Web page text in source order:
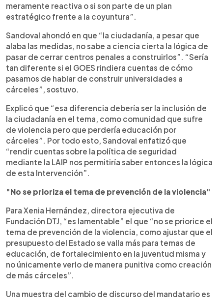
meramente reactiva o si son parte de un plan
estratégico frente a la coyuntura”.
Sandoval ahondó en que “la ciudadanía, a pesar que
alaba las medidas, no sabe a ciencia cierta la lógica de
pasar de cerrar centros penales a construirlos”. “Sería
tan diferente si el GOES rindiera cuentas de cómo
pasamos de hablar de construir universidades a
cárceles”, sostuvo.
Explicó que “esa diferencia debería ser la inclusión de
la ciudadanía en el tema, como comunidad que sufre
de violencia pero que perdería educación por
cárceles”. Por todo esto, Sandoval enfatizó que
“rendir cuentas sobre la política de seguridad
mediante la LAIP nos permitiría saber entonces la lógica
de esta Intervención”.
"No se prioriza el tema de prevención de la violencia"
Para Xenia Hernández, directora ejecutiva de
Fundación DTJ, “es lamentable” el que “no se priorice el
tema de prevención de la violencia, como ajustar que el
presupuesto del Estado se valla más para temas de
educación, de fortalecimiento en la juventud misma y
no únicamente verlo de manera punitiva como creación
de más cárceles”.
Una muestra del cambio de discurso del mandatario es